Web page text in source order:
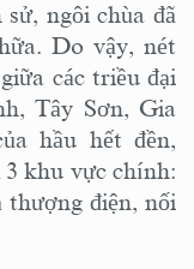
ngôi chùa đã
Do vậy, nét
các triều đại
Tây Sơn, Gia
hầu hết đền,
khu vực chính:
thượng điện, nối